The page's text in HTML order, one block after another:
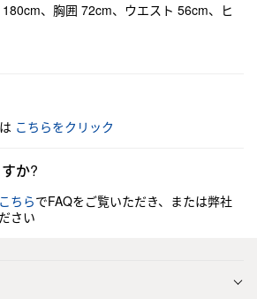
、胸囲 72cm、ウエスト 56cm、ヒ
こちらをクリック
か?
こちらでFAQをご覧いただき、または弊社
さい